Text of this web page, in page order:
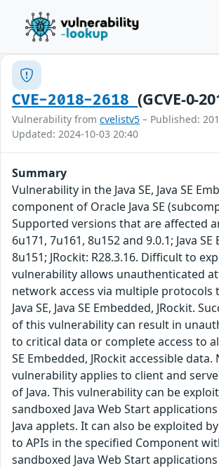
CVE-2018-2618(GCVE-0-
Vulnerability from cvelistv5 – Published:
Updated: 2024-10-03 20:40
Summary
Vulnerability in the Java SE, Java SE
component of Oracle Java SE
Supported versions that are affected
6u171, 7u161, 8u152 and 9.0.1; Java SE
8u151; JRockit: R28.3.16. Difficult to
vulnerability allows unauthenticated
network access via multiple protocols
Java SE, Java SE Embedded, JRockit.
of this vulnerability can result in
to critical data or complete access to all
SE Embedded, JRockit accessible data.
vulnerability applies to client and
of Java. This vulnerability can be
sandboxed Java Web Start
Java applets. It can also be exploited
to APIs in the specified Component
sandboxed Java Web Start